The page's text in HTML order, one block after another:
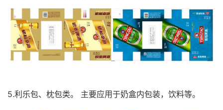
5.利乐包、枕包类。 主要应用于奶盒内包装，饮料等。